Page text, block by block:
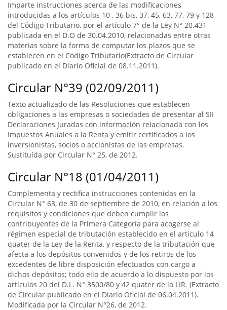
Imparte instrucciones acerca de las modificaciones
introducidas a los artículos 10 , 36 bis, 37, 45, 63, 77, 79 y 128
del Código Tributario, por el artículo 7° de la Ley N° 20.431
publicada en el D.O de 30.04.2010, relacionadas entre otras
materias sobre la forma de computar los plazos que se
establecen en el Código Tributario(Extracto de Circular
publicado en el Diario Oficial de 08.11.2011).
Circular N°39 (02/09/2011)
Texto actualizado de las Resoluciones que establecen
obligaciones a las empresas o sociedades de presentar al SII
Declaraciones Juradas con información relacionada con los
Impuestos Anuales a la Renta y emitir certificados a los
inversionistas, socios o accionistas de las empresas.
Sustituída por Circular N° 25, de 2012.
Circular N°18 (01/04/2011)
Complementa y rectifica instrucciones contenidas en la
Circular N° 63, de 30 de septiembre de 2010, en relación a los
requisitos y condiciones que deben cumplir los
contribuyentes de la Primera Categoría para acogerse al
régimen especial de tributación establecido en el articulo 14
quater de la Ley de la Renta, y respecto de la tributación que
afecta a los depósitos convenidos y de los retiros de los
excedentes de libre disposición efectuados con cargo a
dichos depósitos; todo ello de acuerdo a lo dispuesto por los
artículos 20 del D.L. N° 3500/80 y 42 quater de la LIR. (Extracto
de Circular publicado en el Diario Oficial de 06.04.2011).
Modificada por la Circular N°26, de 2012.